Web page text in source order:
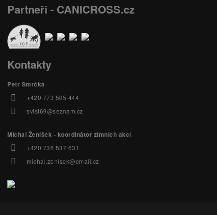
Partneři - CANICROSS.cz
Kontakty
Petr Smrčka
+420 773 505 444
svist69@seznam.cz
Michal Ženíšek - koordinátor zimních akcí
+420 736 537 631
michal.zenisek@email.cz